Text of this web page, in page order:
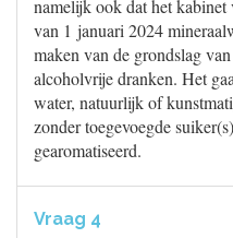
namelijk ook dat het
van 1 januari 2024
maken van de grondslag
alcoholvrije dranken. Het
water, natuurlijk of
zonder toegevoegde
gearomatiseerd.
Vraag 4